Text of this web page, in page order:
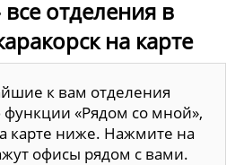
отделения в
на карте
к вам отделения
«Рядом со мной»,
карте ниже. Нажмите на
офисы рядом с вами.